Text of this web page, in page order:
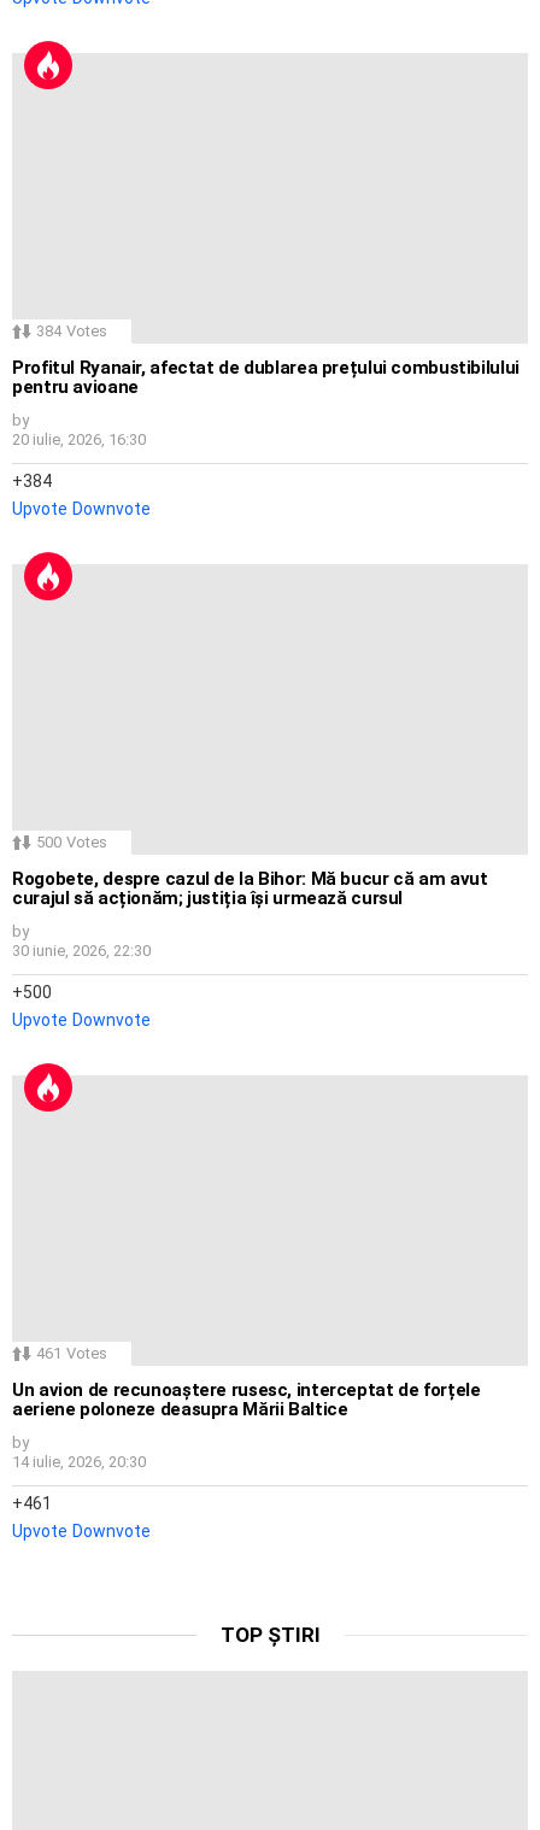
384 Votes
Profitul Ryanair, afectat de dublarea prețului combustibilului
pentru avioane
by
20 iulie, 2026, 16:30
384
Upvote Downvote
500 Votes
Rogobete, despre cazul de la Bihor: Mă bucur că am avut
curajul să acționăm; justiția își urmează cursul
by
30 iunie, 2026, 22:30
500
Upvote Downvote
461 Votes
Un avion de recunoaștere rusesc, interceptat de forțele
aeriene poloneze deasupra Mării Baltice
by
14 iulie, 2026, 20:30
461
Upvote Downvote
TOP ȘTIRI